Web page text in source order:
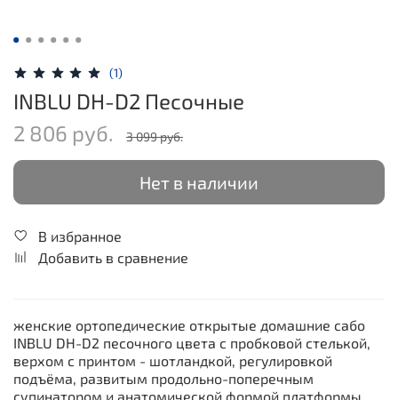
(1)
INBLU DH-D2 Песочные
2 806 руб.
3 099 руб.
Нет в наличии
В избранное
Добавить в сравнение
женские ортопедические открытые домашние сабо
INBLU DH-D2 песочного цвета с пробковой стелькой,
верхом с принтом - шотландкой, регулировкой
подъёма, развитым продольно-поперечным
супинатором и анатомической формой платформы.